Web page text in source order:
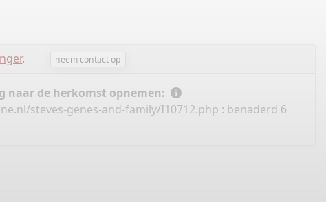
. neem contact op
naar de herkomst opnemen:
steves-genes-and-family/I10712.php : benaderd 6